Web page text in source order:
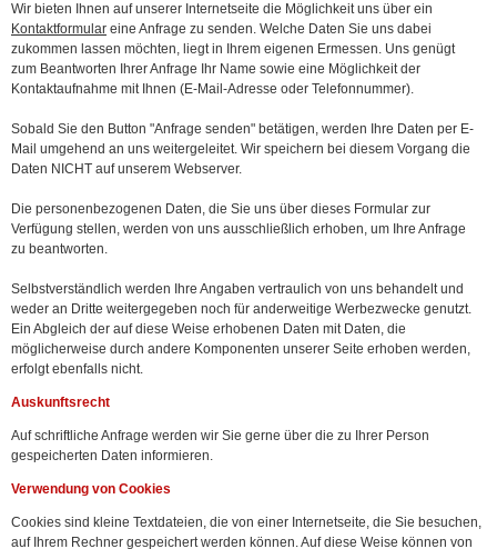
Wir bieten Ihnen auf unserer Internetseite die Möglichkeit uns über ein
Kontaktformular eine Anfrage zu senden. Welche Daten Sie uns dabei
zukommen lassen möchten, liegt in Ihrem eigenen Ermessen. Uns genügt
zum Beantworten Ihrer Anfrage Ihr Name sowie eine Möglichkeit der
Kontaktaufnahme mit Ihnen (E-Mail-Adresse oder Telefonnummer).
Sobald Sie den Button "Anfrage senden" betätigen, werden Ihre Daten per E-
Mail umgehend an uns weitergeleitet. Wir speichern bei diesem Vorgang die
Daten NICHT auf unserem Webserver.
Die personenbezogenen Daten, die Sie uns über dieses Formular zur
Verfügung stellen, werden von uns ausschließlich erhoben, um Ihre Anfrage
zu beantworten.
Selbstverständlich werden Ihre Angaben vertraulich von uns behandelt und
weder an Dritte weitergegeben noch für anderweitige Werbezwecke genutzt.
Ein Abgleich der auf diese Weise erhobenen Daten mit Daten, die
möglicherweise durch andere Komponenten unserer Seite erhoben werden,
erfolgt ebenfalls nicht.
Auskunftsrecht
Auf schriftliche Anfrage werden wir Sie gerne über die zu Ihrer Person
gespeicherten Daten informieren.
Verwendung von Cookies
Cookies sind kleine Textdateien, die von einer Internetseite, die Sie besuchen,
auf Ihrem Rechner gespeichert werden können. Auf diese Weise können von